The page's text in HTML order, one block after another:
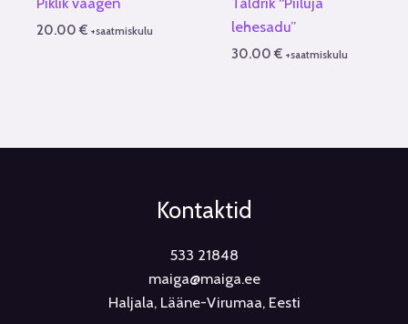
20.00€ +saatmiskulu
lehesadu”
30.00€ +saatmiskulu
Kontaktid
533 21848
maiga@maiga.ee
Haljala, Lääne-Virumaa, Eesti